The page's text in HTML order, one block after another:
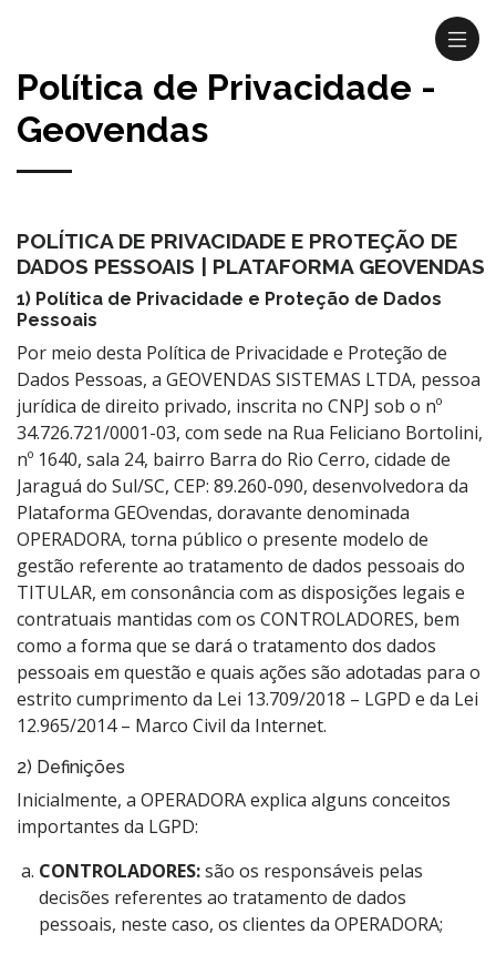
Política de Privacidade -
Geovendas
POLÍTICA DE PRIVACIDADE E PROTEÇÃO DE
DADOS PESSOAIS | PLATAFORMA GEOVENDAS
1) Política de Privacidade e Proteção de Dados
Pessoais
Por meio desta Política de Privacidade e Proteção de
Dados Pessoas, a GEOVENDAS SISTEMAS LTDA, pessoa
jurídica de direito privado, inscrita no CNPJ sob o nº
34.726.721/0001-03, com sede na Rua Feliciano Bortolini,
nº 1640, sala 24, bairro Barra do Rio Cerro, cidade de
Jaraguá do Sul/SC, CEP: 89.260-090, desenvolvedora da
Plataforma GEOvendas, doravante denominada
OPERADORA, torna público o presente modelo de
gestão referente ao tratamento de dados pessoais do
TITULAR, em consonância com as disposições legais e
contratuais mantidas com os CONTROLADORES, bem
como a forma que se dará o tratamento dos dados
pessoais em questão e quais ações são adotadas para o
estrito cumprimento da Lei 13.709/2018 – LGPD e da Lei
12.965/2014 – Marco Civil da Internet.
2) Definições
Inicialmente, a OPERADORA explica alguns conceitos
importantes da LGPD:
CONTROLADORES:são os responsáveis pelas
decisões referentes ao tratamento de dados
pessoais, neste caso, os clientes da OPERADORA;